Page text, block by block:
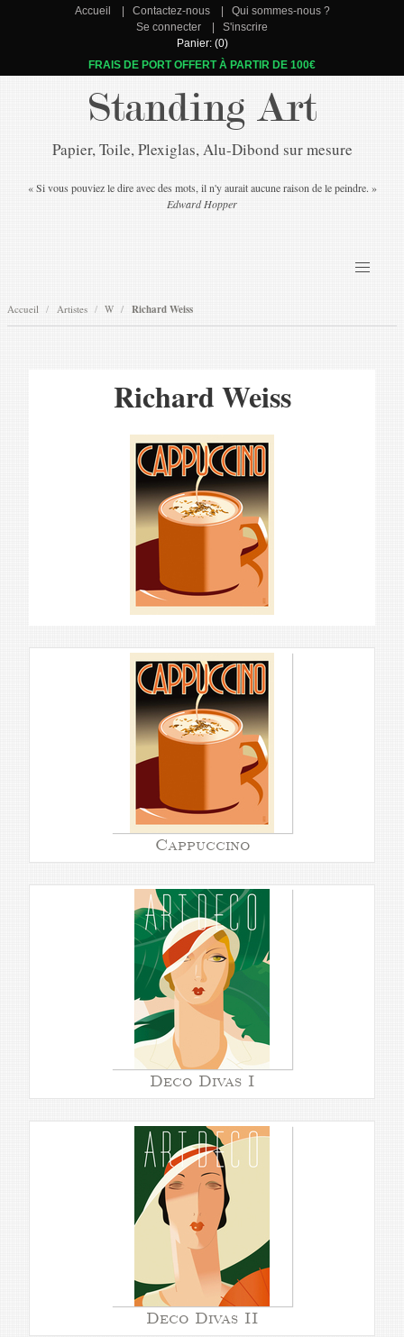
Accueil Contactez-nous
Qui sommes-nous ?
Se connecter
S'inscrire
Panier: (0)
FRAIS DE PORT OFFERT À PARTIR DE 100€
Standing Art
Papier, Toile, Plexiglas, Alu-Dibond sur mesure
« Si vous pouviez le dire avec des mots, il n'y aurait aucune raison de le peindre. »
Edward Hopper
Accueil Artistes W Richard Weiss
Richard Weiss
Cappuccino
Deco Divas I
Deco Divas II